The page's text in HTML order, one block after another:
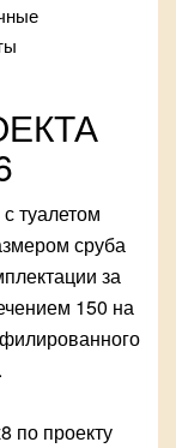
туалетом
сруба
за
150 на
по проекту